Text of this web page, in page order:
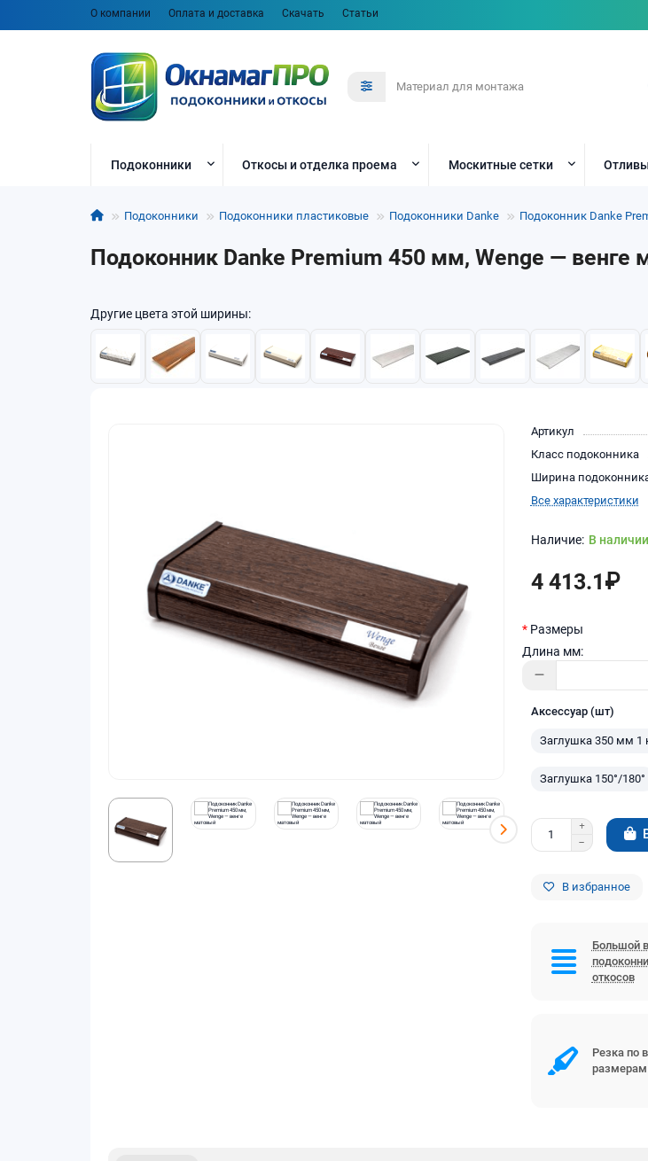
О компании Оплата и доставка Скачать Статьи
Подоконники Откосы и отделка проема Москитные сетки
Подоконники Подоконники пластиковые Подоконники Danke Подоконник Danke
Подоконник Danke Premium 450 мм, Wenge — венге
Другие цвета этой ширины:
Артикул
Класс подоконника
Ширина
Все характеристики
В
4 413.1₽
Размеры
Длина мм:
Аксессуар (шт)
Заглушка 350 мм 1
Заглушка 150°/180°
В избранное
Большой
откосов
Резка по
размерам